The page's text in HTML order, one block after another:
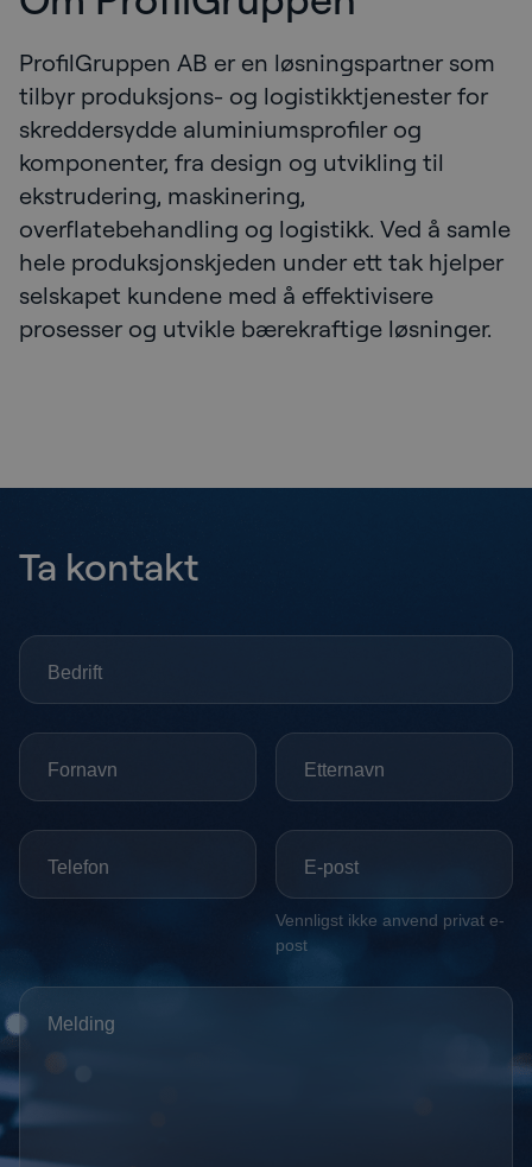
ProfilGruppen AB er en løsningspartner som
tilbyr produksjons- og logistikktjenester for
skreddersydde aluminiumsprofiler og
komponenter, fra design og utvikling til
ekstrudering, maskinering,
overflatebehandling og logistikk. Ved å samle
hele produksjonskjeden under ett tak hjelper
selskapet kundene med å effektivisere
prosesser og utvikle bærekraftige løsninger.
Ta kontakt